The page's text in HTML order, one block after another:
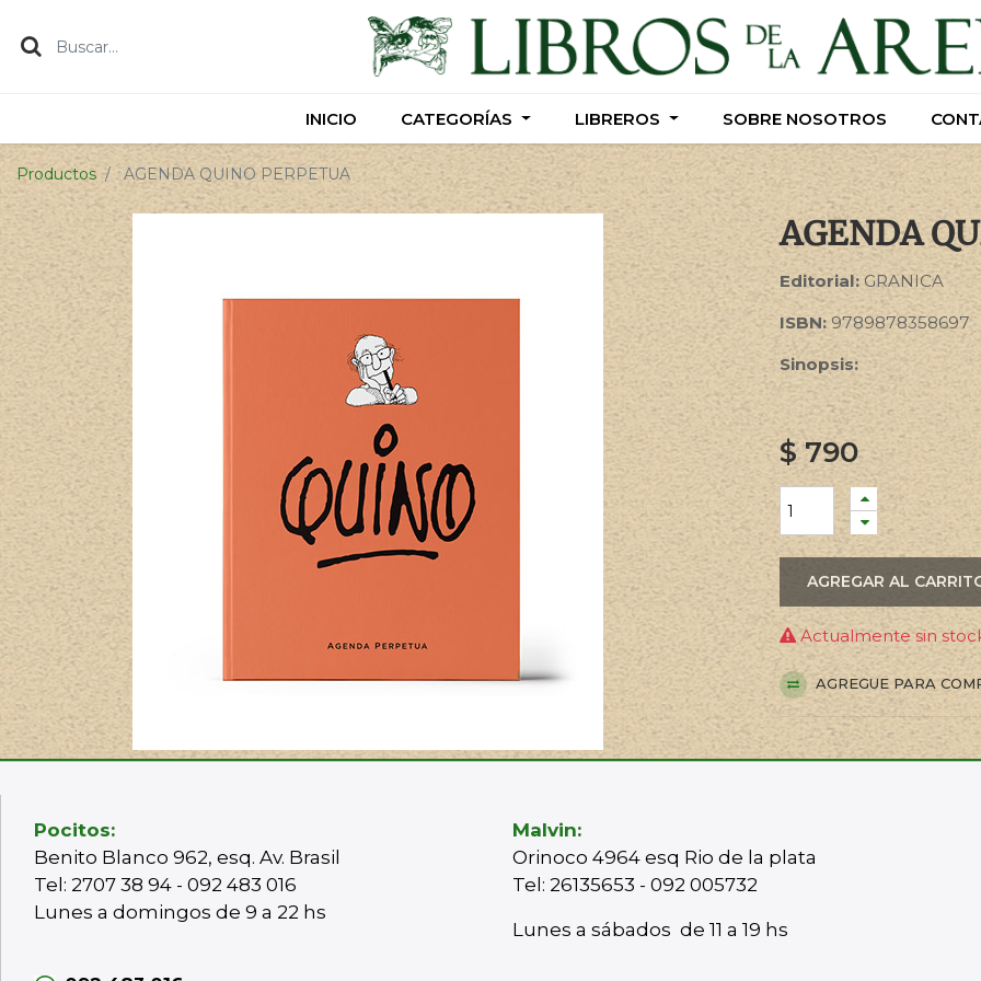
INICIO CATEGORÍAS LIBREROS SOBRE NOSOTROS
INICIO CATEGORÍAS LIBREROS SOBRE NOSOTROS
Productos AGENDA QUINO PERPETUA
AGENDA
Editorial: GRANICA
ISBN: 9789878358697
Sinopsis:
$790
AGREGAR AL
Actualmente sin
AGREGUE PARA
Pocitos:
Benito Blanco 962, esq. Av. Brasil
Tel: 2707 38 94 - 092 483 016
Lunes a domingos de 9 a 22 hs
Malvin:
Orinoco 4964 esq Rio de la plata
Tel: 26135653 - 092 005732
Lunes a sábados de 11 a 19 hs